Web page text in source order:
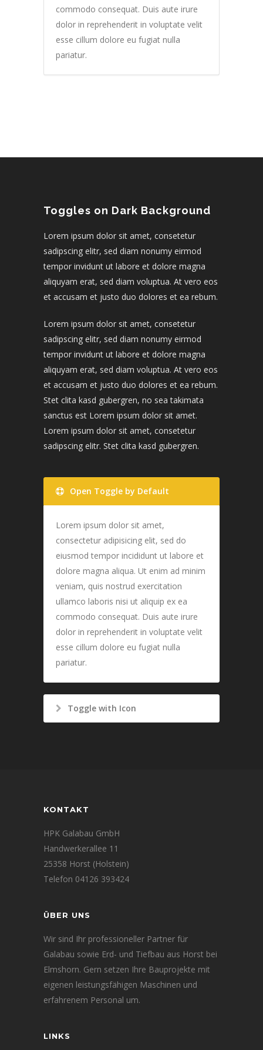
commodo consequat. Duis aute irure
dolor in reprehenderit in voluptate velit
esse cillum dolore eu fugiat nulla
pariatur.
Toggles on Dark Background
Lorem ipsum dolor sit amet, consetetur
sadipscing elitr, sed diam nonumy eirmod
tempor invidunt ut labore et dolore magna
aliquyam erat, sed diam voluptua. At vero eos
et accusam et justo duo dolores et ea rebum.
Lorem ipsum dolor sit amet, consetetur
sadipscing elitr, sed diam nonumy eirmod
tempor invidunt ut labore et dolore magna
aliquyam erat, sed diam voluptua. At vero eos
et accusam et justo duo dolores et ea rebum.
Stet clita kasd gubergren, no sea takimata
sanctus est Lorem ipsum dolor sit amet.
Lorem ipsum dolor sit amet, consetetur
sadipscing elitr. Stet clita kasd gubergren.
Open Toggle by Default
Lorem ipsum dolor sit amet,
consectetur adipisicing elit, sed do
eiusmod tempor incididunt ut labore et
dolore magna aliqua. Ut enim ad minim
veniam, quis nostrud exercitation
ullamco laboris nisi ut aliquip ex ea
commodo consequat. Duis aute irure
dolor in reprehenderit in voluptate velit
esse cillum dolore eu fugiat nulla
pariatur.
Toggle with Icon
KONTAKT
HPK Galabau GmbH
Handwerkerallee 11
25358 Horst (Holstein)
Telefon 04126 393424
ÜBER UNS
Wir sind Ihr professioneller Partner für
Galabau sowie Erd- und Tiefbau aus Horst bei
Elmshorn. Gern setzen Ihre Bauprojekte mit
eigenen leistungsfähigen Maschinen und
erfahrenem Personal um.
LINKS